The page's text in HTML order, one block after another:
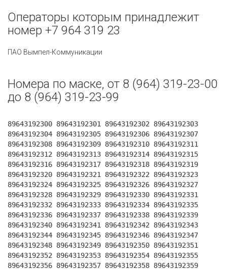
Операторы которым принадлежит
номер +7 964 319 23
ПАО Вымпел-Коммуникации
Номера по маске, от 8 (964) 319-23-00
до 8 (964) 319-23-99
89643192300 89643192301 89643192302 89643192303
89643192304 89643192305 89643192306 89643192307
89643192308 89643192309 89643192310 89643192311
89643192312 89643192313 89643192314 89643192315
89643192316 89643192317 89643192318 89643192319
89643192320 89643192321 89643192322 89643192323
89643192324 89643192325 89643192326 89643192327
89643192328 89643192329 89643192330 89643192331
89643192332 89643192333 89643192334 89643192335
89643192336 89643192337 89643192338 89643192339
89643192340 89643192341 89643192342 89643192343
89643192344 89643192345 89643192346 89643192347
89643192348 89643192349 89643192350 89643192351
89643192352 89643192353 89643192354 89643192355
89643192356 89643192357 89643192358 89643192359